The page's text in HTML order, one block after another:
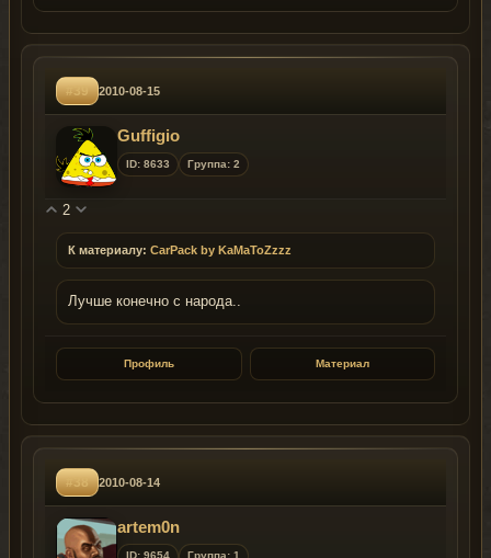
#39 2010-08-15
Guffigio
ID: 8633 Группа: 2
2
К материалу: CarPack by KaMaToZzzz
Лучше конечно с народа..
Профиль Материал
#38 2010-08-14
artem0n
ID: 9654 Группа: 1